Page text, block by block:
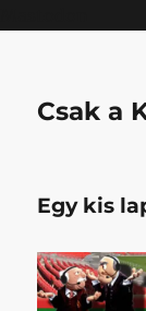
Csak a
Egy kis